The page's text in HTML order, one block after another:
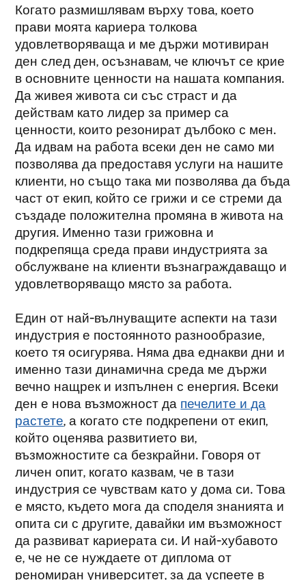
Когато размишлявам върху това, което
прави моята кариера толкова
удовлетворяваща и ме държи мотивиран
ден след ден, осъзнавам, че ключът се крие
в основните ценности на нашата компания.
Да живея живота си със страст и да
действам като лидер за пример са
ценности, които резонират дълбоко с мен.
Да идвам на работа всеки ден не само ми
позволява да предоставя услуги на нашите
клиенти, но също така ми позволява да бъда
част от екип, който се грижи и се стреми да
създаде положителна промяна в живота на
другия. Именно тази грижовна и
подкрепяща среда прави индустрията за
обслужване на клиенти възнаграждаващо и
удовлетворяващо място за работа.
Един от най-вълнуващите аспекти на тази
индустрия е постоянното разнообразие,
което тя осигурява. Няма два еднакви дни и
именно тази динамична среда ме държи
вечно нащрек и изпълнен с енергия. Всеки
ден е нова възможност да печелите и да
растете, а когато сте подкрепени от екип,
който оценява развитието ви,
възможностите са безкрайни. Говоря от
личен опит, когато казвам, че в тази
индустрия се чувствам като у дома си. Това
е място, където мога да споделя знанията и
опита си с другите, давайки им възможност
да развиват кариерата си. И най-хубавото
е, че не се нуждаете от диплома от
реномиран университет, за да успеете в